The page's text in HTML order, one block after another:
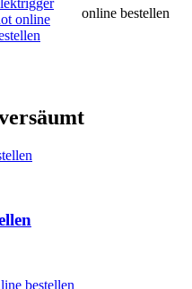
online bestellen